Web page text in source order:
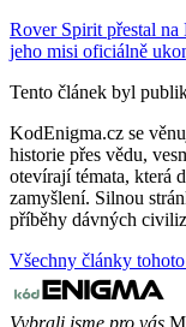
Rover Spirit přestal
jeho misi oficiálně
Tento článek byl
KodEnigma.cz se
historie přes vědu,
otevírají témata, která
zamyšlení. Silnou
příběhy dávných
Všechny články
Vybrali jsme pro vás